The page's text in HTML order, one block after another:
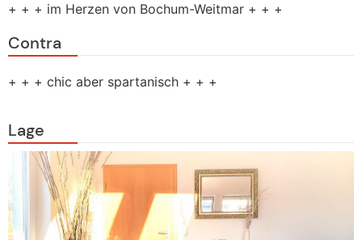
+ + + im Herzen von Bochum-Weitmar + + +
Contra
+ + + chic aber spartanisch + + +
Lage